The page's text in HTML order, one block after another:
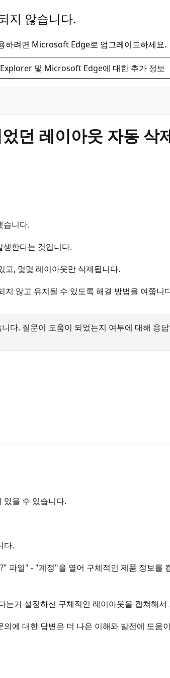
지 않습니다.
하려면 Microsoft Edge로 업그레이드하세요.
및 Microsoft Edge에 대한 추가 정보
던 레이아웃 자동 삭
습니다.
한다는 것입니다.
고, 몇몇 레이아웃만 삭제됩니다.
않고 유지될 수 있도록 해결 방법을 여쭙니
. 질문이 도움이 되었는지 여부에 대해 응
있을 수 있습니다.
다.
파일" - "계정"을 열어 구체적인 제품 정보를
거 설정하신 구체적인 레이아웃을 캡쳐해
에 대한 답변은 더 나은 이해와 발전에 도움